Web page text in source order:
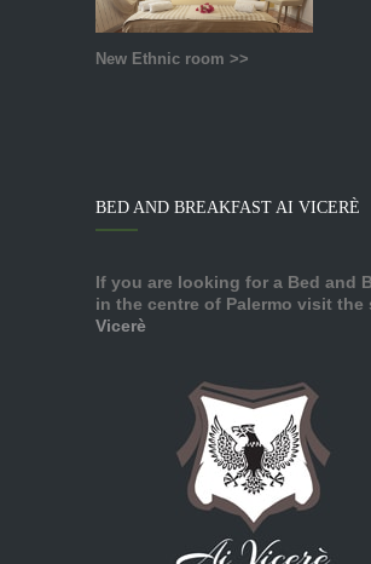
New Ethnic room >>
BED AND BREAKFAST AI VICERÈ
If you are looking for a Bed and
in the centre of Palermo visit the
Vicerè